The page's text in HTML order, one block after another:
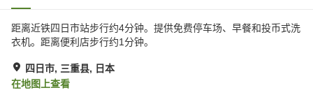
距离近铁四日市站步行约4分钟。提供免费停车场、早餐和投币式洗
衣机。距离便利店步行约1分钟。
四日市, 三重县, 日本
在地图上查看